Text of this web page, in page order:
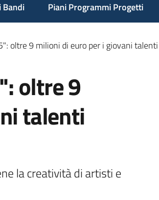
Bandi Piani Programmi Progetti
oltre 9 milioni di euro per i giovani
oltre 9
talenti
la creatività di artisti e